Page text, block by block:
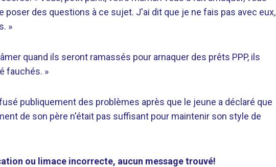
des questions à ce sujet. J'ai dit que je ne fais pas avec eux,
»
quand ils seront ramassés pour arnaquer des prêts PPP, ils
fauchés. »
publiquement des problèmes après que le jeune a déclaré que
de son père n'était pas suffisant pour maintenir son style de
ou limace incorrecte, aucun message trouvé!